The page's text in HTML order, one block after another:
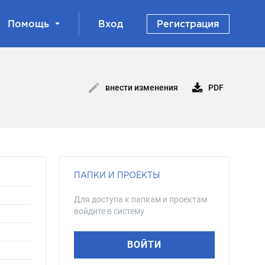
Помощь Вход Регистрация
внести изменения PDF
ПАПКИ И ПРОЕКТЫ
Для доступа к папкам и проектам
войдите в систему
ВОЙТИ